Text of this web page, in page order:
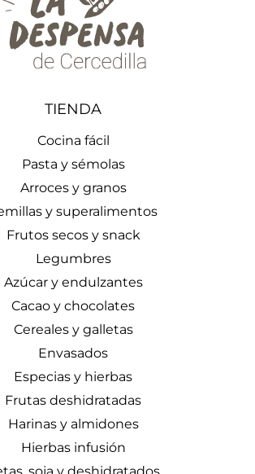
TIENDA
Cocina fácil
Pasta y sémolas
Arroces y granos
y superalimentos
Frutos secos y snack
Legumbres
Azúcar y endulzantes
Cacao y chocolates
Cereales y galletas
Envasados
Especias y hierbas
Frutas deshidratadas
Harinas y almidones
Hierbas infusión